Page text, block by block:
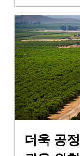
지지
더욱 공